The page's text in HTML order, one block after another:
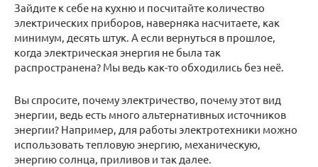
Зайдите к себе на кухню и посчитайте количество
электрических приборов, наверняка насчитаете, как
минимум, десять штук. А если вернуться в прошлое,
когда электрическая энергия не была так
распространена? Мы ведь как-то обходились без неё.
Вы спросите, почему электричество, почему этот вид
энергии, ведь есть много альтернативных источников
энергии? Например, для работы электротехники можно
использовать тепловую энергию, механическую,
энергию солнца, приливов и так далее.